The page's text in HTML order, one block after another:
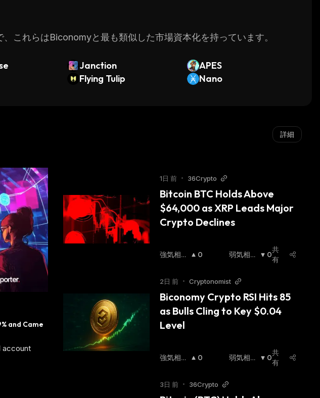
これらはBiconomyと最も類似した市場資本化を持っています。
Janction
APES
Flying Tulip Nano
詳細
and Came
account
1日 前 • 36Crypto
Bitcoin BTC Holds Above
$64,000 as XRP Leads Major
Crypto Declines
強気相場
0
弱気相場
0
共
有
2日 前 • Cryptonomist
Biconomy Crypto RSI Hits 85
as Bulls Cling to Key $0.04
Level
強気相場
0
弱気相場
0
共
有
3日 前 • 36Crypto